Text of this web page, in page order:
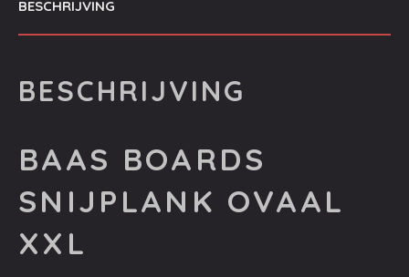
BESCHRIJVING
BESCHRIJVING
BAAS BOARDS
SNIJPLANK OVAAL
XXL